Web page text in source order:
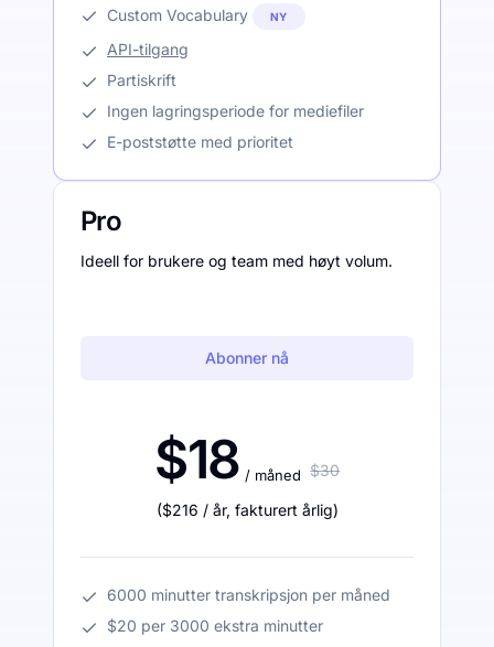
Custom Vocabulary
NY
API-tilgang
Partiskrift
Ingen lagringsperiode for mediefiler
E-poststøtte med prioritet
Pro
Ideell for brukere og team med høyt volum.
Abonner nå
$18 / måned $30
($216 / år, fakturert årlig)
6000 minutter transkripsjon per måned
$20 per 3000 ekstra minutter